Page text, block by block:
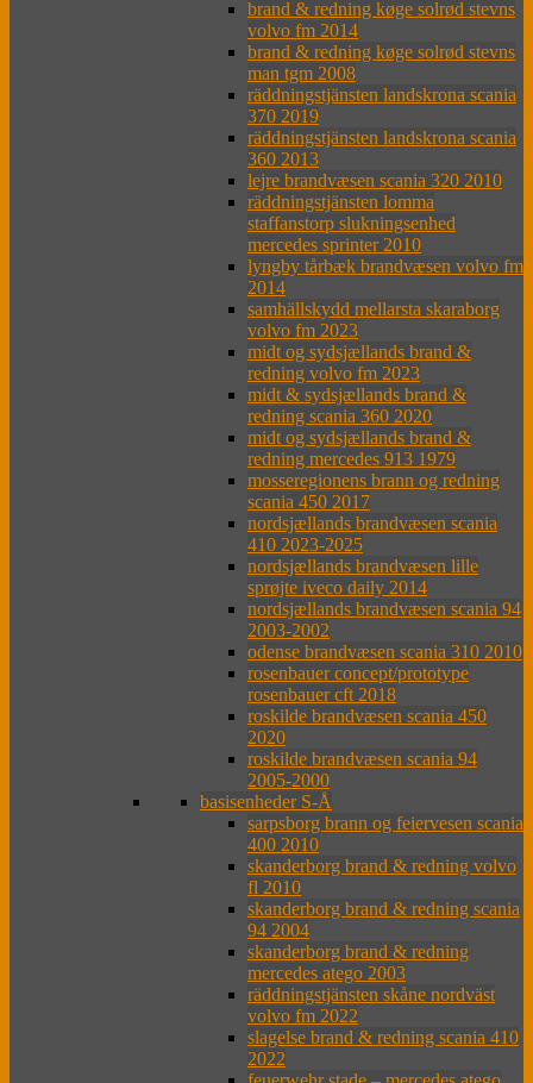
brand & redning køge solrød stevns
volvo fm 2014
brand & redning køge solrød stevns
man tgm 2008
räddningstjänsten landskrona scania
370 2019
räddningstjänsten landskrona scania
360 2013
lejre brandvæsen scania 320 2010
räddningstjänsten lomma
staffanstorp slukningsenhed
mercedes sprinter 2010
lyngby tårbæk brandvæsen volvo fm
2014
samhällskydd mellarsta skaraborg
volvo fm 2023
midt og sydsjællands brand &
redning volvo fm 2023
midt & sydsjællands brand &
redning scania 360 2020
midt og sydsjællands brand &
redning mercedes 913 1979
mosseregionens brann og redning
scania 450 2017
nordsjællands brandvæsen scania
410 2023-2025
nordsjællands brandvæsen lille
sprøjte iveco daily 2014
nordsjællands brandvæsen scania 94
2003-2002
odense brandvæsen scania 310 2010
rosenbauer concept/prototype
rosenbauer cft 2018
roskilde brandvæsen scania 450
2020
roskilde brandvæsen scania 94
2005-2000
basisenheder S-Å
sarpsborg brann og feiervesen scania
400 2010
skanderborg brand & redning volvo
fl 2010
skanderborg brand & redning scania
94 2004
skanderborg brand & redning
mercedes atego 2003
räddningstjänsten skåne nordväst
volvo fm 2022
slagelse brand & redning scania 410
2022